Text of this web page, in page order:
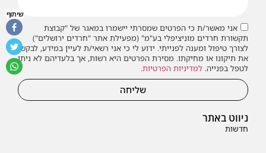
ניווט באתר
חדשות
אני מאשר/ת כי הפרטים שמסרתי יישמרו במאגר של "קבוצת
תקשורת חרדים מוניציפלי בע"מ" (מפעילת אתר "חרדים ירושלים")
לצורך טיפול ומענה לפנייתי. ידוע לי כי אני רשאי/ת לעיין במידע, לבקש
את תיקונו או מחיקתו. מסירת הפרטים היא רשות, אך בלעדיהם לא ניתן
לטפל בפנייה. למדיניות הפרטיות.
שליחה
שיתוף